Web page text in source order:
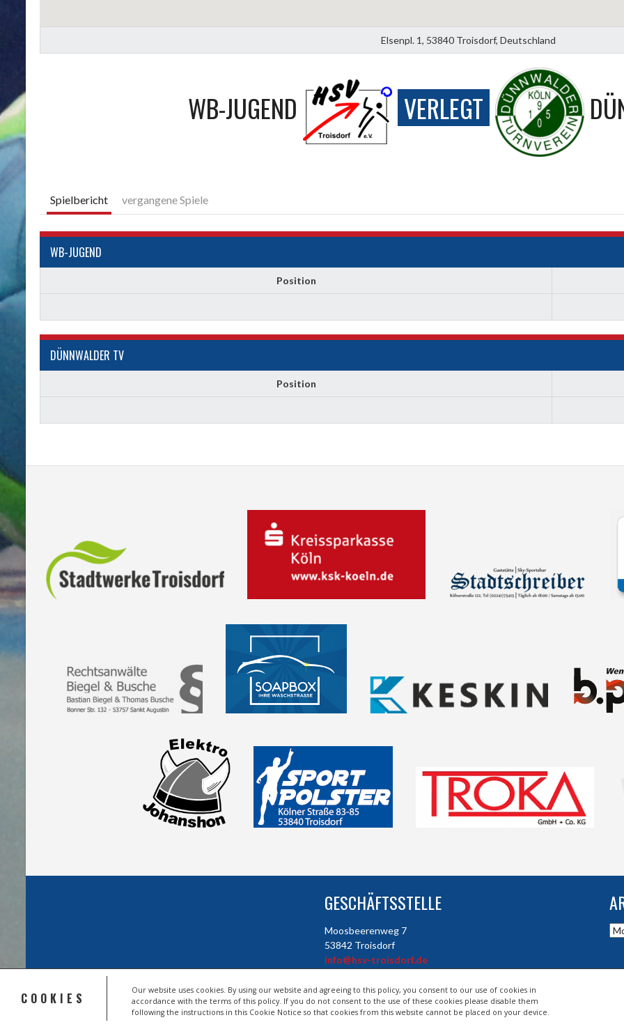
COOKIES
Our website uses cookies. By using our website and agreeing to this policy, you consent to our use of cookies in
accordance with the terms of this policy. If you do not consent to the use of these cookies please disable them
following the instructions in this Cookie Notice so that cookies from this website cannot be placed on your device.
Elsenpl. 1, 53840 Troisdorf, Deutschland
WB-JUGEND VERLEGT
Spielbericht vergangene Spiele
WB-JUGEND
Position
DÜNNWALDER TV
Position
GESCHÄFTSSTELLE
Moosbeerenweg 7
53842 Troisdorf
info@hsv-troisdorf.de
© 2026 HSV TROISDORF E.V.